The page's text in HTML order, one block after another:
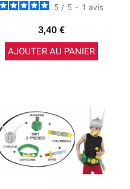
5 / 5 - 1 avis
3,40 €
AJOUTER AU PANIER